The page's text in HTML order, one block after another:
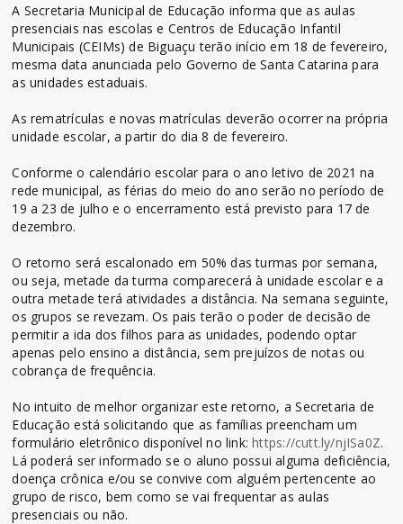
A Secretaria Municipal de Educação informa que as aulas
presenciais nas escolas e Centros de Educação Infantil
Municipais (CEIMs) de Biguaçu terão início em 18 de fevereiro,
mesma data anunciada pelo Governo de Santa Catarina para
as unidades estaduais.
As rematrículas e novas matrículas deverão ocorrer na própria
unidade escolar, a partir do dia 8 de fevereiro.
Conforme o calendário escolar para o ano letivo de 2021 na
rede municipal, as férias do meio do ano serão no período de
19 a 23 de julho e o encerramento está previsto para 17 de
dezembro.
O retorno será escalonado em 50% das turmas por semana,
ou seja, metade da turma comparecerá à unidade escolar e a
outra metade terá atividades a distância. Na semana seguinte,
os grupos se revezam. Os pais terão o poder de decisão de
permitir a ida dos filhos para as unidades, podendo optar
apenas pelo ensino a distância, sem prejuízos de notas ou
cobrança de frequência.
No intuito de melhor organizar este retorno, a Secretaria de
Educação está solicitando que as famílias preencham um
formulário eletrônico disponível no link:https://cutt.ly/njISa0Z.
Lá poderá ser informado se o aluno possui alguma deficiência,
doença crônica e/ou se convive com alguém pertencente ao
grupo de risco, bem como se vai frequentar as aulas
presenciais ou não.